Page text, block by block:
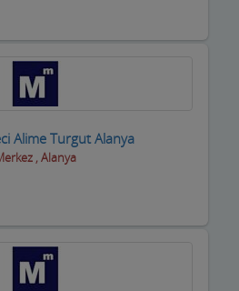
Alime Turgut Alanya
, Alanya